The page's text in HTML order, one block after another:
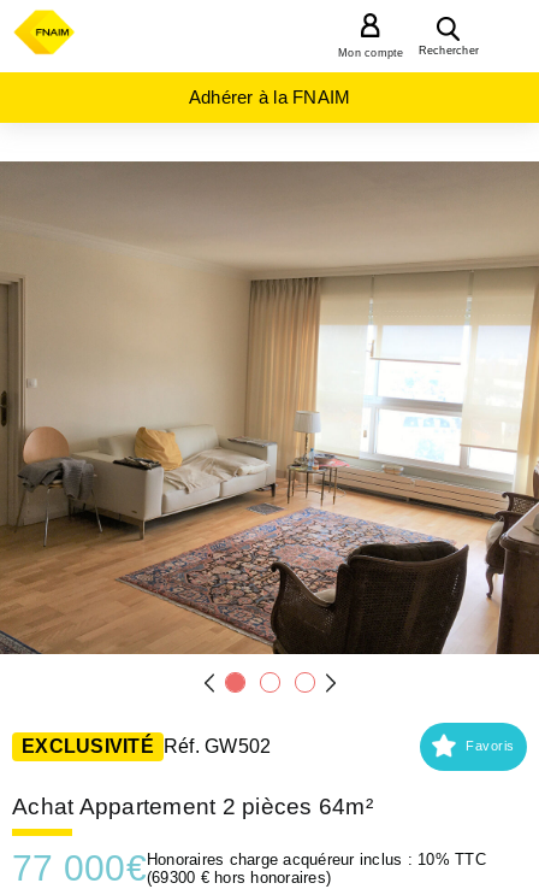
Rechercher
Mon compte
Adhérer à la FNAIM
HAUT-
EXCLUSIVITÉ Réf. GW502 Favoris
Achat Appartement 2 pièces 64m²
77 000€ Honoraires charge acquéreur inclus : 10% TTC
(69300 € hors honoraires)